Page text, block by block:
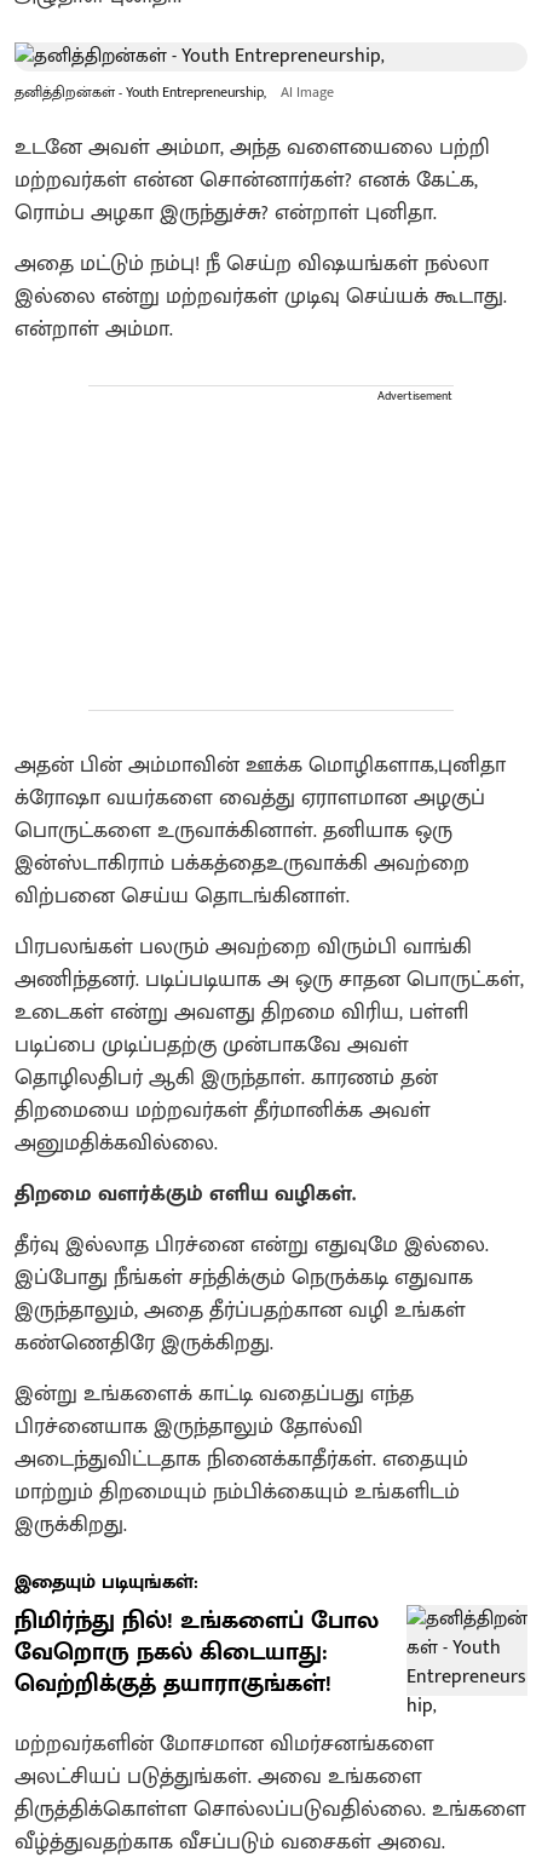
தனித்திறன்கள் - Youth Entrepreneurship, AI Image
உடனே அவள் அம்மா, அந்த வளையைலை பற்றி
மற்றவர்கள் என்ன சொன்னார்கள்? எனக் கேட்க,
ரொம்ப அழகா இருந்துச்சு? என்றாள் புனிதா.
அதை மட்டும் நம்பு! நீ செய்ற விஷயங்கள் நல்லா
இல்லை என்று மற்றவர்கள் முடிவு செய்யக் கூடாது.
என்றாள் அம்மா.
Advertisement
அதன் பின் அம்மாவின் ஊக்க மொழிகளாக,புனிதா
க்ரோஷா வயர்களை வைத்து ஏராளமான அழகுப்
பொருட்களை உருவாக்கினாள். தனியாக ஒரு
இன்ஸ்டாகிராம் பக்கத்தைஉருவாக்கி அவற்றை
விற்பனை செய்ய தொடங்கினாள்.
பிரபலங்கள் பலரும் அவற்றை விரும்பி வாங்கி
அணிந்தனர். படிப்படியாக அ ஒரு சாதன பொருட்கள்,
உடைகள் என்று அவளது திறமை விரிய, பள்ளி
படிப்பை முடிப்பதற்கு முன்பாகவே அவள்
தொழிலதிபர் ஆகி இருந்தாள். காரணம் தன்
திறமையை மற்றவர்கள் தீர்மானிக்க அவள்
அனுமதிக்கவில்லை.
திறமை வளர்க்கும் எளிய வழிகள்.
தீர்வு இல்லாத பிரச்னை என்று எதுவுமே இல்லை.
இப்போது நீங்கள் சந்திக்கும் நெருக்கடி எதுவாக
இருந்தாலும், அதை தீர்ப்பதற்கான வழி உங்கள்
கண்ணெதிரே இருக்கிறது.
இன்று உங்களைக் காட்டி வதைப்பது எந்த
பிரச்னையாக இருந்தாலும் தோல்வி
அடைந்துவிட்டதாக நினைக்காதீர்கள். எதையும்
மாற்றும் திறமையும் நம்பிக்கையும் உங்களிடம்
இருக்கிறது.
இதையும் படியுங்கள்:
நிமிர்ந்து நில்! உங்களைப் போல
வேறொரு நகல் கிடையாது:
வெற்றிக்குத் தயாராகுங்கள்!
மற்றவர்களின் மோசமான விமர்சனங்களை
அலட்சியப் படுத்துங்கள். அவை உங்களை
திருத்திக்கொள்ள சொல்லப்படுவதில்லை. உங்களை
வீழ்த்துவதற்காக வீசப்படும் வசைகள் அவை.